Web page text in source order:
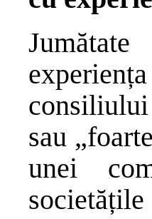
sau
unei